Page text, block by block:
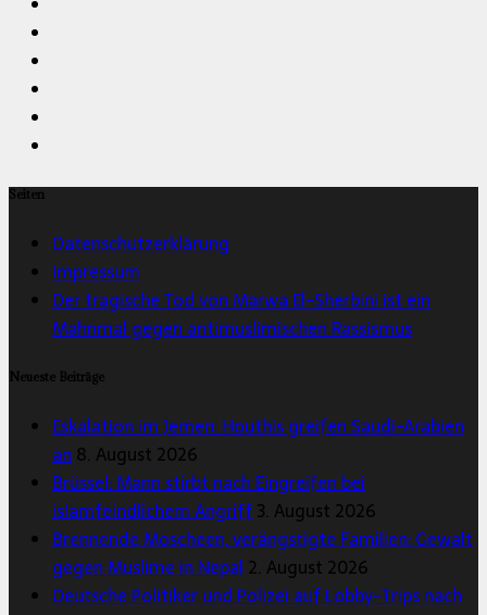
Seiten
Datenschutzerklärung
Impressum
Der tragische Tod von Marwa El-Sherbini ist ein
Mahnmal gegen antimuslimischen Rassismus
Neueste Beiträge
Eskalation im Jemen: Houthis greifen Saudi-Arabien
an 8. August 2026
Brüssel: Mann stirbt nach Eingreifen bei
islamfeindlichem Angriff3. August 2026
Brennende Moscheen, verängstigte Familien: Gewalt
gegen Muslime in Nepal 2. August 2026
Deutsche Politiker und Polizei auf Lobby-Trips nach